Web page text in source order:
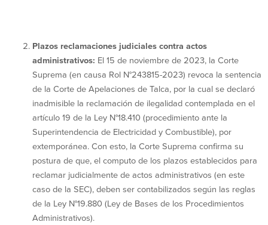
Plazos reclamaciones judiciales contra actos
administrativos: El 15 de noviembre de 2023, la Corte
Suprema (en causa Rol N°243815-2023) revoca la sentencia
de la Corte de Apelaciones de Talca, por la cual se declaró
inadmisible la reclamación de ilegalidad contemplada en el
artículo 19 de la Ley N°18.410 (procedimiento ante la
Superintendencia de Electricidad y Combustible), por
extemporánea. Con esto, la Corte Suprema confirma su
postura de que, el computo de los plazos establecidos para
reclamar judicialmente de actos administrativos (en este
caso de la SEC), deben ser contabilizados según las reglas
de la Ley N°19.880 (Ley de Bases de los Procedimientos
Administrativos).